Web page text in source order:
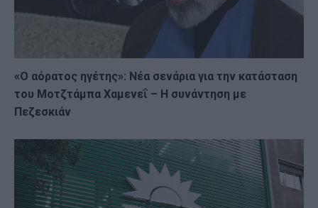
«Ο αόρατος ηγέτης»: Νέα σενάρια για την κατάσταση
του Μοτζτάμπα Χαμενεΐ – Η συνάντηση με
Πεζεσκιάν